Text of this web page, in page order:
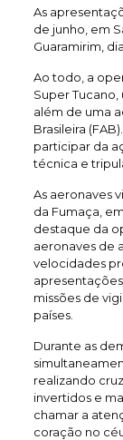
As
de junho, em
Guaramirim, dia
Ao todo, a
Super Tucano,
além de uma
Brasileira
participar da
técnica e
As aeronaves
da Fumaça,
destaque da
aeronaves de
velocidades
missões de
países.
Durante as
realizando
invertidos e
chamar a
coração no